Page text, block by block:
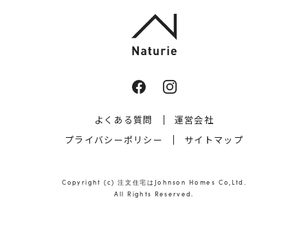
よくある質問
運営会社
プライバシーポリシー
サイトマップ
Copyright (c) 注文住宅はJohnson Homes Co,Ltd.
All Rights Reserved.